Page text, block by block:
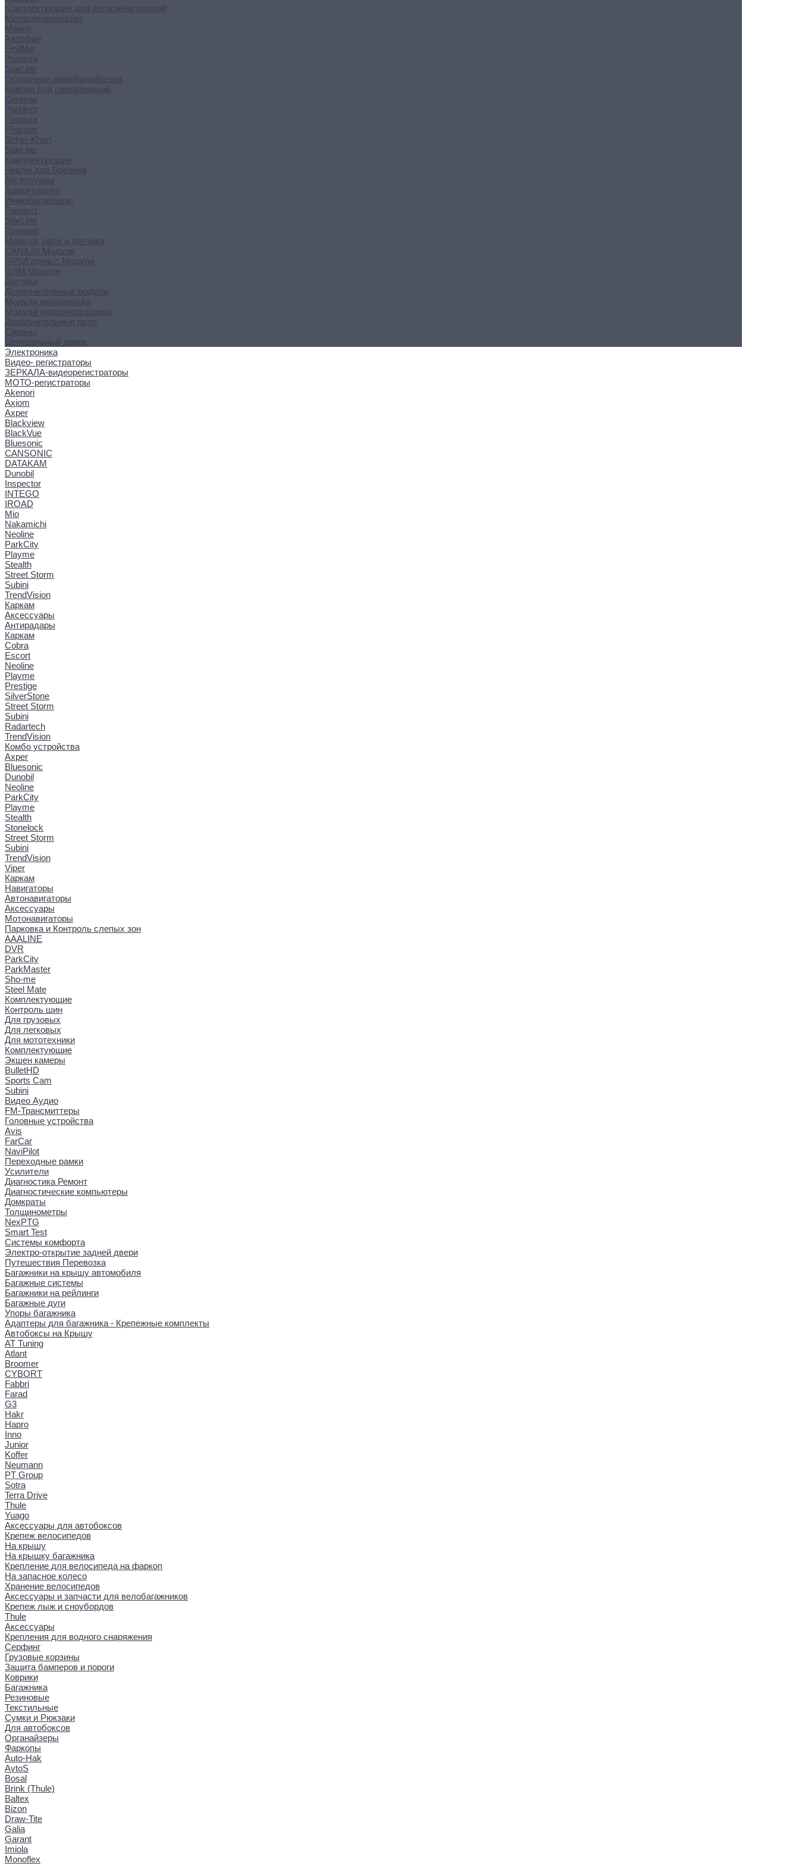
Комплектующие для автосигнализаций
Мотосигнализации
Маяки
Автофон
FindMe
Pandora
StarLine
Обходчики иммобилайзеров
Брелки для сигнализаций
Cenmax
Pandect
Pandora
Pharaon
Scher-Khan
StarLine
Комплектующие
Чехлы для Брелков
Аксессуары
Замки капота
Иммобилайзеры
Pandect
StarLine
Призрак
Модули, реле и датчики
CAN/LIN Модули
GPS/Глонасс Модули
GSM Модули
Датчики
Дополнительные модули
Модули автозапуска
Модули моторного отсека
Дополнительные реле
Сирены
Центральный замок
Электроника
Видео- регистраторы
ЗЕРКАЛА-видеорегистраторы
МОТО-регистраторы
Akenori
Axiom
Axper
Blackview
BlackVue
Bluesonic
CANSONIC
DATAKAM
Dunobil
Inspector
INTEGO
IROAD
Mio
Nakamichi
Neoline
ParkCity
Playme
Stealth
Street Storm
Subini
TrendVision
Каркам
Аксессуары
Антирадары
Каркам
Cobra
Escort
Neoline
Playme
Prestige
SilverStone
Street Storm
Subini
Radartech
TrendVision
Комбо устройства
Axper
Bluesonic
Dunobil
Neoline
ParkCity
Playme
Stealth
Stonelock
Street Storm
Subini
TrendVision
Viper
Каркам
Навигаторы
Автонавигаторы
Аксессуары
Мотонавигаторы
Парковка и Контроль слепых зон
AAALINE
DVR
ParkCity
ParkMaster
Sho-me
Steel Mate
Комплектующие
Контроль шин
Для грузовых
Для легковых
Для мототехники
Комплектующие
Экшен камеры
BulletHD
Sports Cam
Subini
Видео Аудио
FM-Трансмиттеры
Головные устройства
Avis
FarCar
NaviPilot
Переходные рамки
Усилители
Диагностика Ремонт
Диагностические компьютеры
Домкраты
Толщинометры
NexPTG
Smart Test
Системы комфорта
Электро-открытие задней двери
Путешествия Перевозка
Багажники на крышу автомобиля
Багажные системы
Багажники на рейлинги
Багажные дуги
Упоры багажника
Адаптеры для багажника - Крепежные комплекты
Автобоксы на Крышу
AT Tuning
Atlant
Broomer
CYBORT
Fabbri
Farad
G3
Hakr
Hapro
Inno
Junior
Koffer
Neumann
PT Group
Sotra
Terra Drive
Thule
Yuago
Аксессуары для автобоксов
Крепеж велосипедов
На крышу
На крышку багажника
Крепление для велосипеда на фаркоп
На запасное колесо
Хранение велосипедов
Аксессуары и запчасти для велобагажников
Крепеж лыж и сноубордов
Thule
Аксессуары
Крепления для водного снаряжения
Серфинг
Грузовые корзины
Защита бамперов и пороги
Коврики
Багажника
Резиновые
Текстильные
Сумки и Рюкзаки
Для автобоксов
Органайзеры
Фаркопы
Auto-Hak
AvtoS
Bosal
Brink (Thule)
Baltex
Bizon
Draw-Tite
Galia
Garant
Imiola
Monoflex